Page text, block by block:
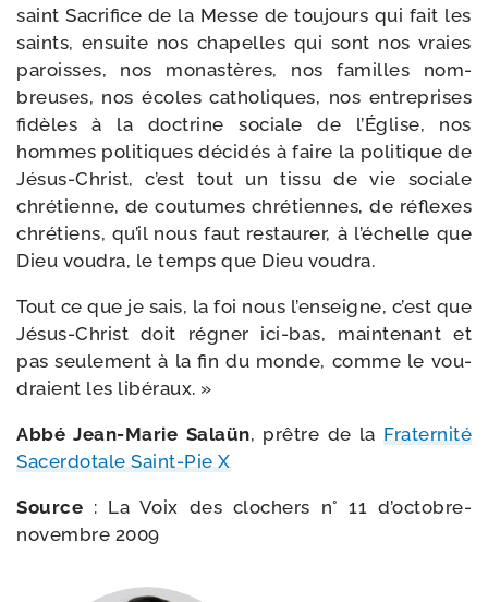
saint Sacrifice de la Messe de tou­jours qui fait les
saints, ensuite nos cha­pelles qui sont nos vraies
paroisses, nos monas­tères, nos familles nom­
breuses, nos écoles catho­liques, nos entre­prises
fidèles à la doc­trine sociale de l’Église, nos
hommes poli­tiques déci­dés à faire la poli­tique de
Jésus-​Christ, c’est tout un tis­su de vie sociale
chré­tienne, de cou­tumes chré­tiennes, de réflexes
chré­tiens, qu’il nous faut res­tau­rer, à l’échelle que
Dieu vou­dra, le temps que Dieu voudra.
Tout ce que je sais, la foi nous l’enseigne, c’est que
Jésus-​Christ doit régner ici-​bas, main­te­nant et
pas seule­ment à la fin du monde, comme le vou­
draient les libéraux. »
Abbé Jean-​Marie Salaün, prêtre de la Fraternité
Sacerdotale Saint-​Pie X
Source : La Voix des clo­chers n° 11 d’octobre-
novembre 2009